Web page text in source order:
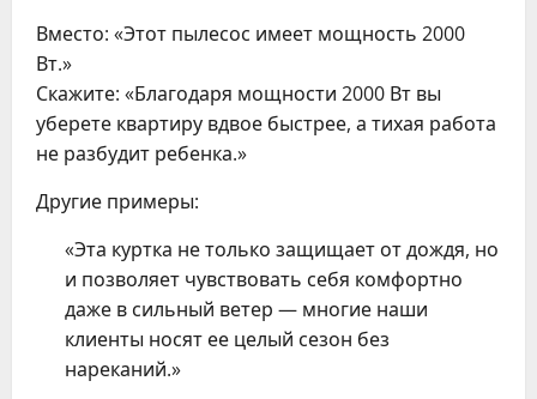
Вместо: «Этот пылесос имеет мощность 2000
Вт.»
Скажите: «Благодаря мощности 2000 Вт вы
уберете квартиру вдвое быстрее, а тихая работа
не разбудит ребенка.»
Другие примеры:
«Эта куртка не только защищает от дождя, но
и позволяет чувствовать себя комфортно
даже в сильный ветер — многие наши
клиенты носят ее целый сезон без
нареканий.»